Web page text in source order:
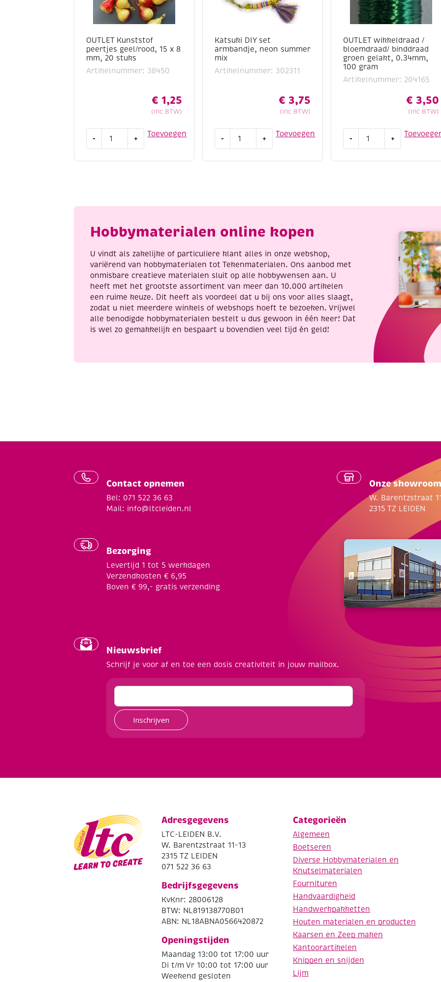
OUTLET Kunststof
peertjes geel/rood, 15 x 8
mm, 20 stuks
Artikelnummer: 38450
€ 1,25
(Inc BTW)
Toevoegen
-
Kunststof
mm,
stuks
+
Katsuki DIY set
armbandje, neon summer
mix
Artikelnummer: 302311
€ 3,75
(Inc BTW)
Toevoegen
-
aantal
+
OUTLET wikkeldraad /
bloemdraad/ binddraad
groen gelakt, 0.34mm,
100 gram
Artikelnummer: 204165
€ 3,50
(Inc BTW)
-
wikkeldraad
0.34mm,
+
Hobbymaterialen online kopen
U vindt als zakelijke of particuliere klant alles in onze webshop,
variërend van hobbymaterialen tot Tekenmaterialen. Ons aanbod met
onmisbare creatieve materialen sluit op alle hobbywensen aan. U
heeft met het grootste assortiment van meer dan 10.000 artikelen
een ruime keuze. Dit heeft als voordeel dat u bij ons voor alles slaagt,
zodat u niet meerdere winkels of webshops hoeft te bezoeken. Vrijwel
alle benodigde hobbymaterialen bestelt u dus gewoon in één keer! Dat
is wel zo gemakkelijk en bespaart u bovendien veel tijd én geld!
Contact opnemen
Bel: 071 522 36 63
Mail: info@ltcleiden.nl
Bezorging
Levertijd 1 tot 5 werkdagen
Verzendkosten € 6,95
Boven € 99,- gratis verzending
Onze showroom
W. Barentzstraat
2315 TZ LEIDEN
Nieuwsbrief
Schrijf je voor af en toe een dosis creativiteit in jouw mailbox.
Inschrijven
Adresgegevens
LTC-LEIDEN B.V.
W. Barentzstraat 11-13
2315 TZ LEIDEN
071 522 36 63
Bedrijfsgegevens
KvKnr: 28006128
BTW: NL819138770B01
ABN: NL18ABNA0566420872
Openingstijden
Maandag 13:00 tot 17:00 uur
Di t/m Vr 10:00 tot 17:00 uur
Weekend gesloten
Categorieën
Algemeen
Boetseren
Diverse Hobbymaterialen en
Knutselmaterialen
Fournituren
Handvaardigheid
Handwerkpakketten
Houten materialen en producten
Kaarsen en Zeep maken
Kantoorartikelen
Knippen en snijden
Lijm